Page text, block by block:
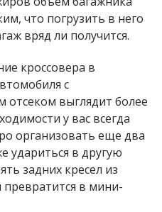
что погрузить в него
вряд ли получится.
кроссовера в
с
отсеком выглядит более
у вас всегда
организовать еще два
удариться в другую
задних кресел из
в мини-